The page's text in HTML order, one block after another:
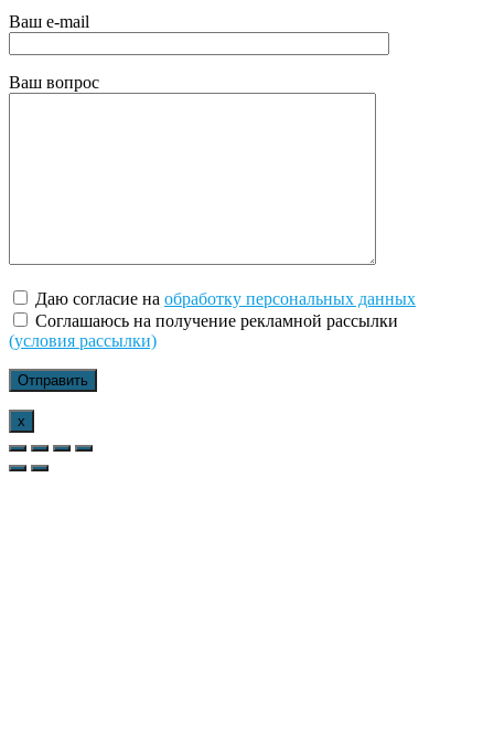
Ваш e-mail
Ваш вопрос
Даю согласие на обработку персональных данных
Соглашаюсь на получение рекламной рассылки
(условия рассылки)
x